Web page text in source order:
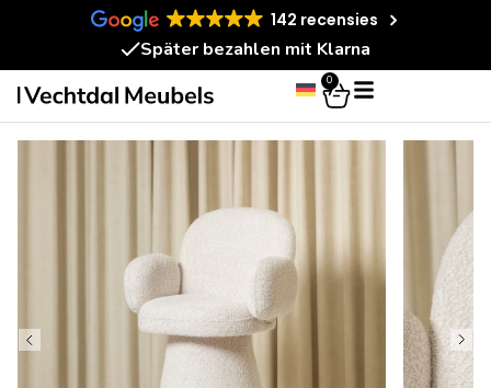
142 recensies
Später bezahlen mit Klarna
0